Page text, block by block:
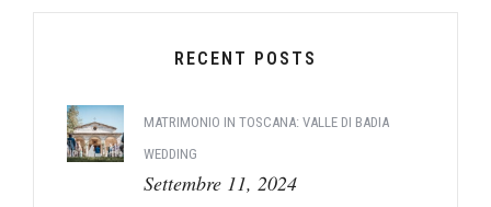
RECENT POSTS
MATRIMONIO IN TOSCANA: VALLE DI BADIA
WEDDING
Settembre 11, 2024